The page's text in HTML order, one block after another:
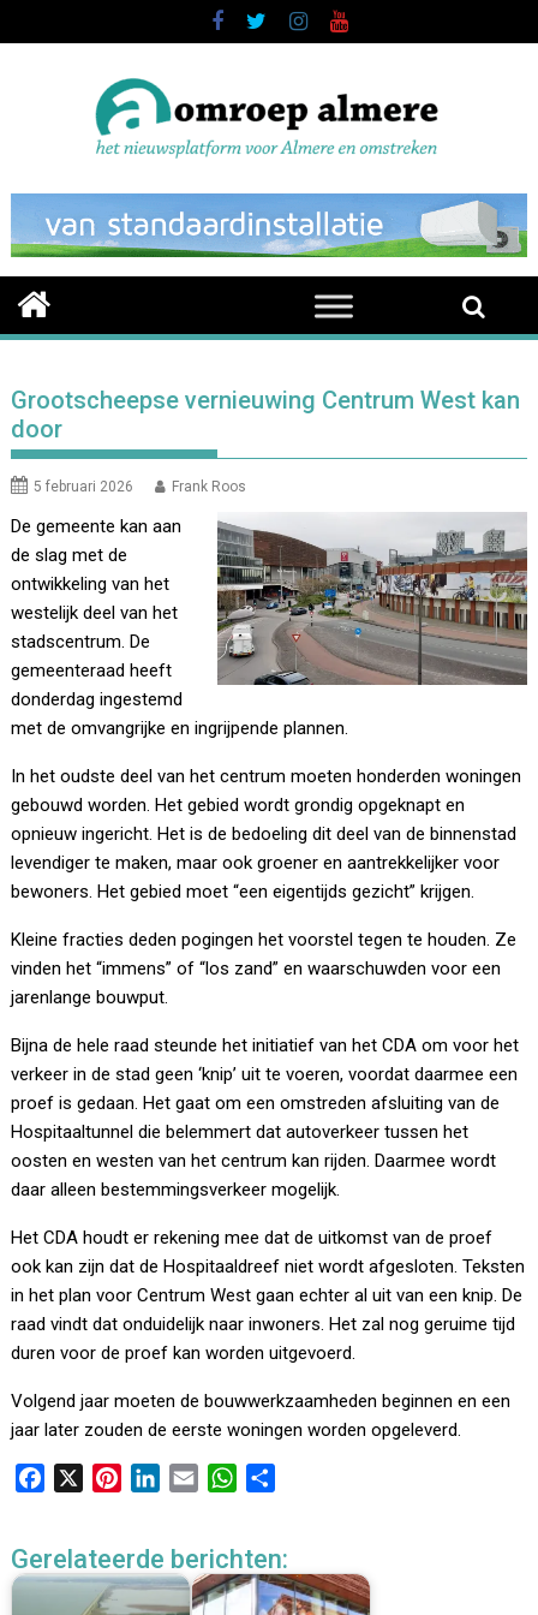
to
Grootscheepse vernieuwing Centrum West kan
door
5 februari 2026 Frank Roos
De gemeente kan aan
de slag met de
ontwikkeling van het
westelijk deel van het
stadscentrum. De
gemeenteraad heeft
donderdag ingestemd
met de omvangrijke en ingrijpende plannen.
In het oudste deel van het centrum moeten honderden woningen
gebouwd worden. Het gebied wordt grondig opgeknapt en
opnieuw ingericht. Het is de bedoeling dit deel van de binnenstad
levendiger te maken, maar ook groener en aantrekkelijker voor
bewoners. Het gebied moet “een eigentijds gezicht” krijgen.
Kleine fracties deden pogingen het voorstel tegen te houden. Ze
vinden het “immens” of “los zand” en waarschuwden voor een
jarenlange bouwput.
Bijna de hele raad steunde het initiatief van het CDA om voor het
verkeer in de stad geen ‘knip’ uit te voeren, voordat daarmee een
proef is gedaan. Het gaat om een omstreden afsluiting van de
Hospitaaltunnel die belemmert dat autoverkeer tussen het
oosten en westen van het centrum kan rijden. Daarmee wordt
daar alleen bestemmingsverkeer mogelijk.
Het CDA houdt er rekening mee dat de uitkomst van de proef
ook kan zijn dat de Hospitaaldreef niet wordt afgesloten. Teksten
in het plan voor Centrum West gaan echter al uit van een knip. De
raad vindt dat onduidelijk naar inwoners. Het zal nog geruime tijd
duren voor de proef kan worden uitgevoerd.
Volgend jaar moeten de bouwwerkzaamheden beginnen en een
jaar later zouden de eerste woningen worden opgeleverd.
e
t
e
k
e
i
l
W
t
s
e
n
Gerelateerde berichten: